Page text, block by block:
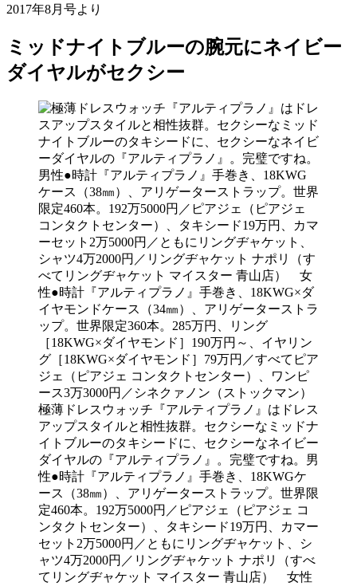
2017年8月号より
ミッドナイトブルーの腕元にネイビー
ダイヤルがセクシー
極薄ドレスウォッチ『アルティプラノ』はドレス
アップスタイルと相性抜群。セクシーなミッドナ
イトブルーのタキシードに、セクシーなネイビー
ダイヤルの『アルティプラノ』。完璧ですね。男
性●時計『アルティプラノ』手巻き、18KWGケ
ース（38㎜）、アリゲーターストラップ。世界限
定460本。192万5000円／ピアジェ（ピアジェ コ
ンタクトセンター）、タキシード19万円、カマー
セット2万5000円／ともにリングヂャケット、シ
ャツ4万2000円／リングヂャケット ナポリ（すべ
てリングヂャケット マイスター 青山店） 女性